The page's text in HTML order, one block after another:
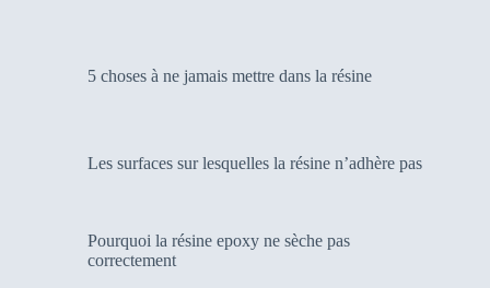
5 choses à ne jamais mettre dans la résine
Les surfaces sur lesquelles la résine n’adhère pas
Pourquoi la résine epoxy ne sèche pas
correctement